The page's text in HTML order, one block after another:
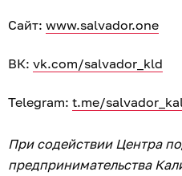
Сайт: www.salvador.one
ВК: vk.com/salvador_kld
Telegram: t.me/
При содействии Центра
предпринимательства